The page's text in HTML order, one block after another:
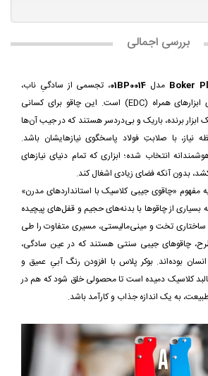
بررسی اجمالی
Boker مدل 01BP0014، تجسمی از سادگیِ ناب،
کارایی و ظرافت در دنیای ابزارهای همراه (EDC) است. این چاقو برای کسانی
برنده، باریک و بی‌دردسر هستند که در جیب آن‌ها
نیاز، با صلابتِ فولاد پاسخگوی نیازهایشان باشد.
انتخاب شده؛ ابزاری که تمام دنیای نیازهای
بدون آنکه فضای زیادی اشغال کند.
مفهوم «چاقوی جیبی کلاسیک با استانداردهای مدرن»
بنا شده است. در دورانی که بسیاری از چاقوها با بدنه‎‌های حجیم و قفل‌های پیچیده
تخت و مینی‌مالیستی، مسیری متفاوت را طی
چاقوهای جیبی سنتی هستند که در عین سادگی،
انسان بوده‌اند. بوکر پلاس با افزودن رنگ آبیِ عمیق و
کلاسیک دمیده است تا محصولی خلق شود که هم در
به یک اندازه جذاب و کارآمد باشد.